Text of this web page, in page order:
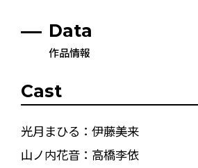
Data
作品情報
Cast
光月まひる：伊藤美来
山ノ内花音：高橋李依